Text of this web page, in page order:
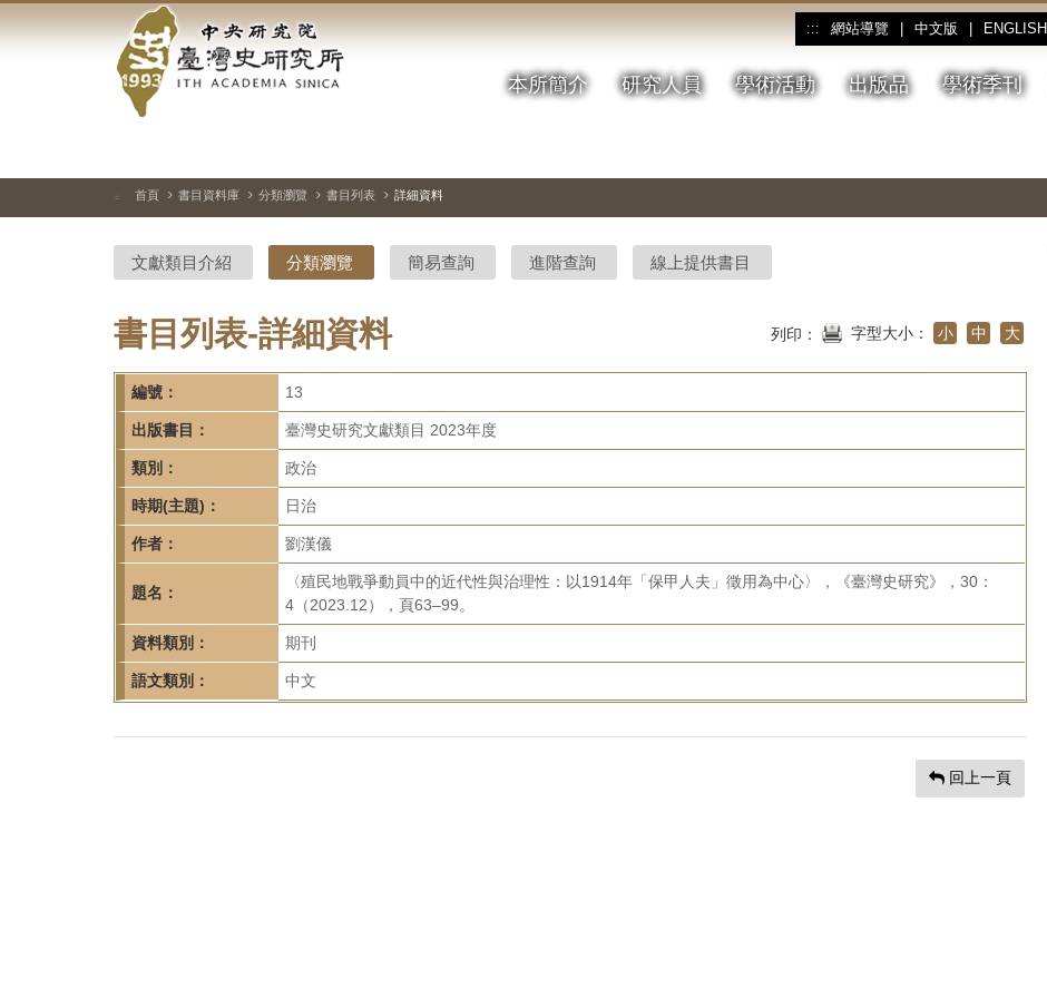
到
中
央
研
院-
臺
灣
史
研
究
所-
首
頁
::: 網站導覽 中文版 ENGLISH
本所簡介 研究人員 學術活動 出版品 學術季刊
::: 首頁 書目資料庫 分類瀏覽 書目列表 詳細資料
文獻類目介紹 分類瀏覽 簡易查詢 進階查詢 線上提供書目
書目列表-詳細資料 列印： 字型大小： 小 中 大
編號： 13
出版書目： 臺灣史研究文獻類目 2023年度
類別： 政治
時期(主題)： 日治
作者： 劉漢儀
題名：
〈殖民地戰爭動員中的近代性與治理性：以1914年「保甲人夫」徵用為中心〉，《臺灣史研究》，30：
4（2023.12），頁63–99。
資料類別： 期刊
語文類別： 中文
回上一頁